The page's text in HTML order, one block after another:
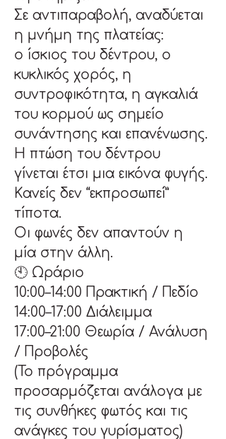
Σε αντιπαραβολή, αναδύεται
η μνήμη της πλατείας:
ο ίσκιος του δέντρου, ο
κυκλικός χορός, η
συντροφικότητα, η αγκαλιά
του κορμού ως σημείο
συνάντησης και επανένωσης.
Η πτώση του δέντρου
γίνεται έτσι μια εικόνα φυγής.
Κανείς δεν “εκπροσωπεί”
τίποτα.
Οι φωνές δεν απαντούν η
μία στην άλλη.
🕙 Ωράριο
10:00–14:00 Πρακτική / Πεδίο
14:00–17:00 Διάλειμμα
17:00–21:00 Θεωρία / Ανάλυση
/ Προβολές
(Το πρόγραμμα
προσαρμόζεται ανάλογα με
τις συνθήκες φωτός και τις
ανάγκες του γυρίσματος)